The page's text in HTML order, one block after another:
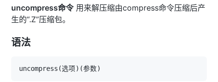
uncompress命令用来解压缩由compress命令压缩后产
生的“.Z”压缩包。
语法
uncompress (选项) (参数)